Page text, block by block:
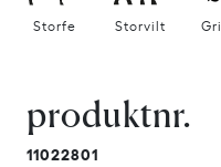
Storfe Storvilt
produktnr.
11022801